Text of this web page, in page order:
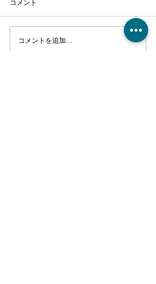
最近のブーム〜小規模多
コメント
コメントを追加…